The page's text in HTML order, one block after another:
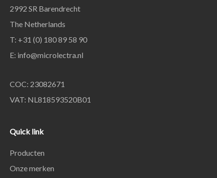
2992 SR Barendrecht
The Netherlands
T: +31 (0) 180 89 58 90
E: info@microlectra.nl
COC: 23082671
VAT: NL818593520B01
Quick link
Producten
Onze merken